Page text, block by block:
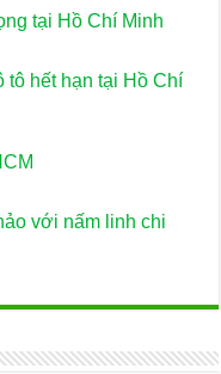
tại Hồ Chí Minh
tô hết hạn tại Hồ Chí
với nấm linh chi